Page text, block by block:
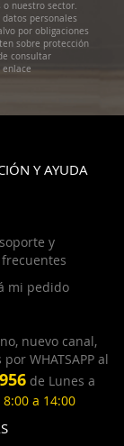
o nuestro sector.
personales
por obligaciones
sobre protección
consultar
Y AYUDA
y
mi pedido
nuevo canal,
WHATSAPP al
de Lunes a
8:00 a 14:00